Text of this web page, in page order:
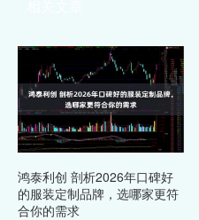
鸿泰利创 剖析2026年口碑好
的服装定制品牌，选哪家更符
合你的需求